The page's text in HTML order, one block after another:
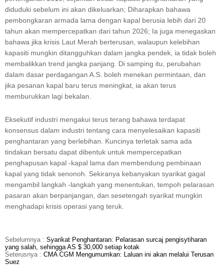
diduduki sebelum ini akan dikeluarkan; Diharapkan bahawa
pembongkaran armada lama dengan kapal berusia lebih dari 20
tahun akan mempercepatkan dari tahun 2026; Ia juga menegaskan
bahawa jika krisis Laut Merah berterusan, walaupun kelebihan
kapasiti mungkin ditangguhkan dalam jangka pendek, ia tidak boleh
membalikkan trend jangka panjang. Di samping itu, perubahan
dalam dasar perdagangan A.S. boleh menekan permintaan, dan
jika pesanan kapal baru terus meningkat, ia akan terus
memburukkan lagi bekalan.
Eksekutif industri mengakui terus terang bahawa terdapat
konsensus dalam industri tentang cara menyelesaikan kapasiti
penghantaran yang berlebihan. Kuncinya terletak sama ada
tindakan bersatu dapat dibentuk untuk mempercepatkan
penghapusan kapal -kapal lama dan membendung pembinaan
kapal yang tidak senonoh. Sekiranya kebanyakan syarikat gagal
mengambil langkah -langkah yang menentukan, tempoh pelarasan
pasaran akan berpanjangan, dan sesetengah syarikat mungkin
menghadapi krisis operasi yang teruk.
Sebelumnya : Syarikat Penghantaran: Pelarasan surcaj pengisytiharan
yang salah, sehingga AS $ 30,000 setiap kotak
Seterusnya : CMA CGM Mengumumkan: Laluan ini akan melalui Terusan
Suez